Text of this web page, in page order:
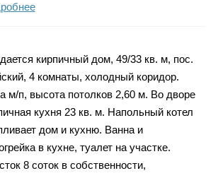
кирпичный дом, 49/33 кв. м, пос.
4 комнаты, холодный коридор.
м/п, высота потолков 2,60 м. Во дворе
кухня 23 кв. м. Напольный котел
дом и кухню. Ванна и
в кухне, туалет на участке.
8 соток в собственности,